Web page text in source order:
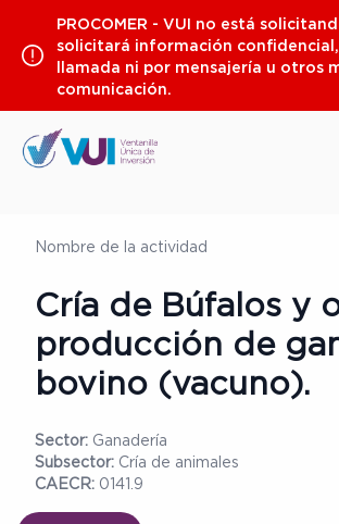
contenido
PROCOMER - VUI no está
solicitará información
llamada ni por mensajería u otros
comunicación.
Nombre de la actividad
Cría de Búfalos y
producción de
bovino (vacuno).
Sector: Ganadería
Subsector: Cría de animales
CAECR: 0141.9